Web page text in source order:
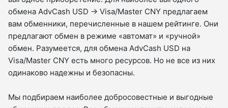
обмена AdvCash USD → Visa/Master CNY предлагаем
вам обменники, перечисленные в нашем рейтинге. Они
предлагают обмен в режиме «автомат» и «ручной»
обмен. Разумеется, для обмена AdvCash USD на
Visa/Master CNY есть много ресурсов. Но не все из них
одинаково надежны и безопасны.
Мы подбираем наиболее добросовестные и выгодные